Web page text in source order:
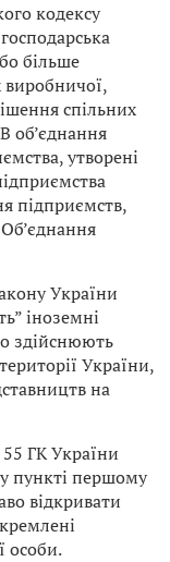
кодексу
більше
виробничої,
спільних
об’єднання
утворені
підприємств,
України
іноземні
здійснюють
України,
на
55 ГК України
пункті першому
відкривати
особи.